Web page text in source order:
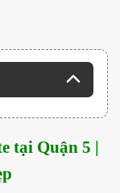
tại Quận 5 |